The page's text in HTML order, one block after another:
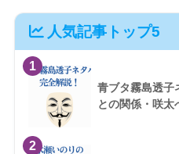
人気記事トップ5
1
青ブタ霧島透子
との関係・咲太
2